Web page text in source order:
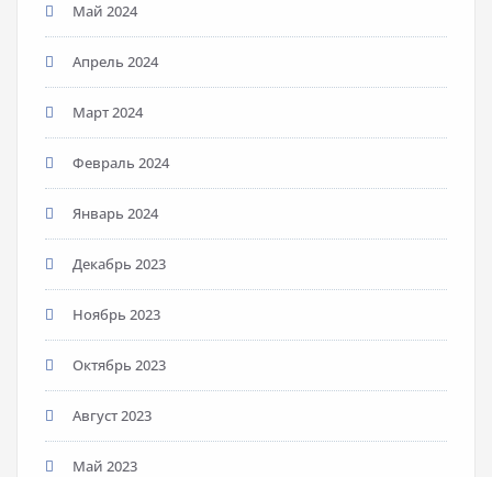
Май 2024
Апрель 2024
Март 2024
Февраль 2024
Январь 2024
Декабрь 2023
Ноябрь 2023
Октябрь 2023
Август 2023
Май 2023